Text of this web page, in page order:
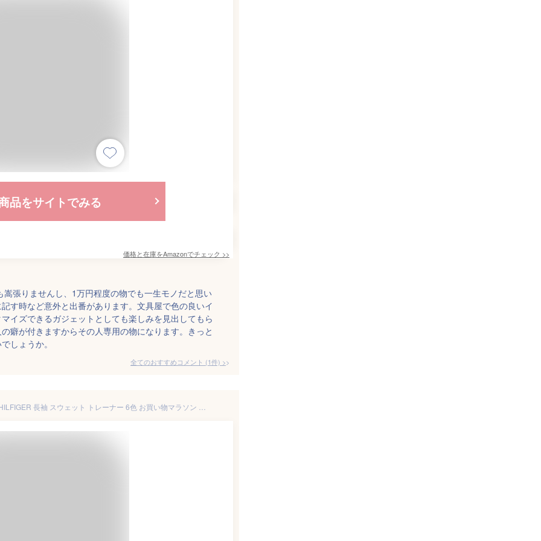
品をサイトでみる
価格と在庫をAmazonでチェック >>
張りませんし、1万円程度の物でも一生モノだと思い
す時など意外と出番があります。文具屋で色の良いイ
イズできるガジェットとしても楽しみを見出してもら
癖が付きますからその人専用の物になります。きっと
しょうか。
全てのおすすめコメント (1件) >